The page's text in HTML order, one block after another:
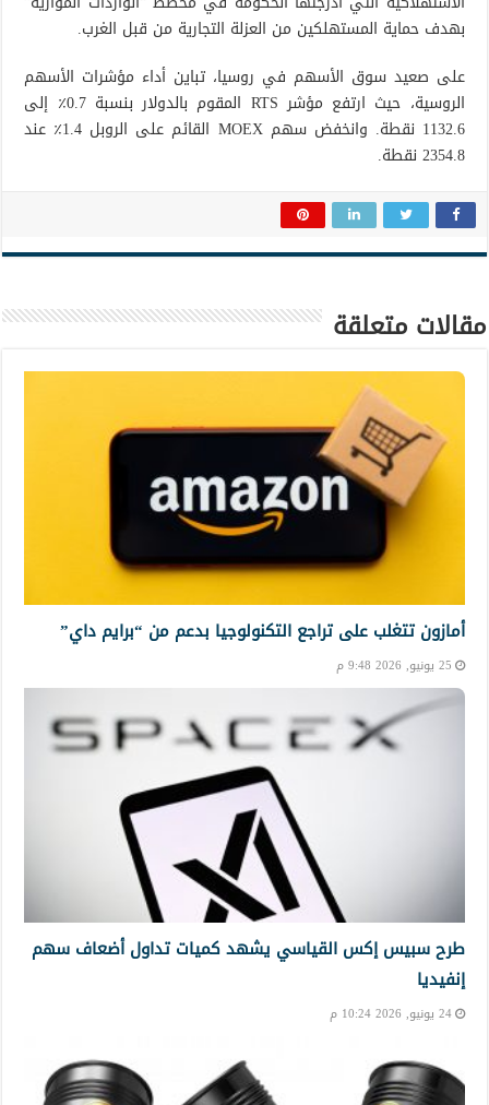
بهدف حماية المستهلكين من العزلة التجارية من قبل الغرب.
على صعيد سوق الأسهم في روسيا، تباين أداء مؤشرات الأسهم
الروسية، حيث ارتفع مؤشر RTS المقوم بالدولار بنسبة 0.7٪ إلى
1132.6 نقطة. وانخفض سهم MOEX القائم على الروبل 1.4٪ عند
2354.8 نقطة.
مقالات متعلقة
أمازون تتغلب على تراجع التكنولوجيا بدعم من “برايم داي”
25 يونيو, 2026 9:48 م
طرح سبيس إكس القياسي يشهد كميات تداول أضعاف سهم
إنفيديا
24 يونيو, 2026 10:24 م